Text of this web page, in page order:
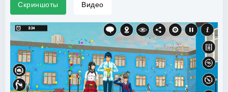
Скриншоты Видео